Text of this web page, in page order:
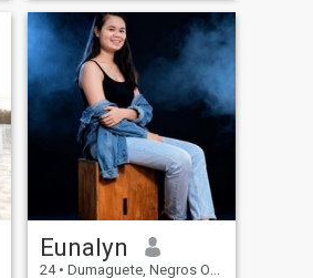
Eunalyn
24 • Dumaguete, Negros Oriental, Filipinas